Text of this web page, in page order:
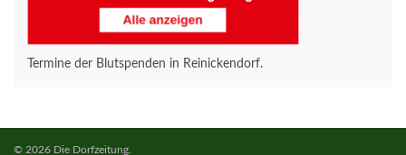
Termine der Blutspenden in Reinickendorf.
© 2026 Die Dorfzeitung.